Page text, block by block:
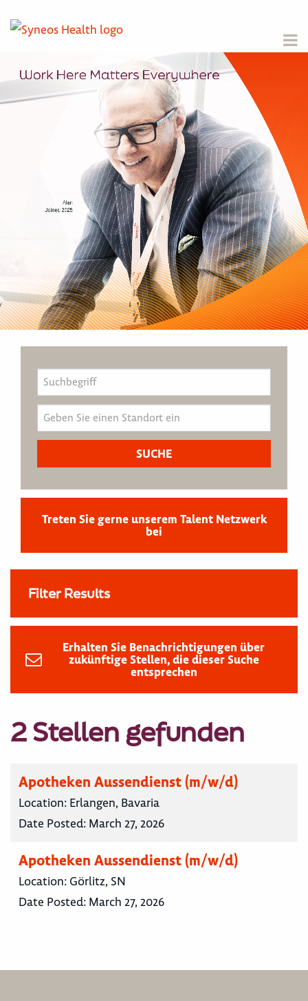
Treten Sie gerne unserem Talent Netzwerk
bei
Filter Results
Erhalten Sie Benachrichtigungen über
zukünftige Stellen, die dieser Suche
entsprechen
2 Stellen gefunden
Apotheken Aussendienst (m/w/d)
Location: Erlangen, Bavaria
Date Posted: March 27, 2026
Apotheken Aussendienst (m/w/d)
Location: Görlitz, SN
Date Posted: March 27, 2026